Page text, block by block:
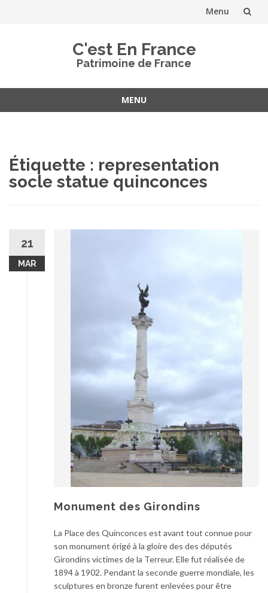
Menu
C'est En France
Patrimoine de France
MENU
Étiquette : representation
socle statue quinconces
21
MAR
Monument des Girondins
La Place des Quinconces est avant tout connue pour
son monument érigé à la gloire des des députés
Girondins victimes de la Terreur. Elle fut réalisée de
1894 à 1902. Pendant la seconde guerre mondiale, les
sculptures en bronze furent enlevées pour être